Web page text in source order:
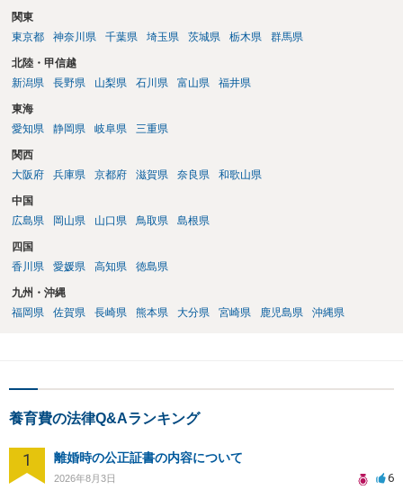
関東
東京都
神奈川県 千葉県 埼玉県 茨城県 栃木県 群馬県
北陸・甲信越
新潟県
長野県 山梨県 石川県 富山県 福井県
東海
愛知県
静岡県 岐阜県 三重県
関西
大阪府
兵庫県 京都府 滋賀県 奈良県 和歌山県
中国
広島県
岡山県 山口県 鳥取県 島根県
四国
香川県
愛媛県 高知県 徳島県
九州・沖縄
福岡県
佐賀県 長崎県 熊本県 大分県 宮崎県 鹿児島県 沖縄県
養育費の法律Q&Aランキング
1 離婚時の公正証書の内容について
2026年8月3日 6